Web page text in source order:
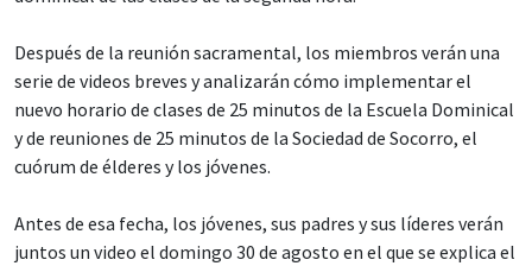
Después de la reunión sacramental, los miembros verán una
serie de videos breves y analizarán cómo implementar el
nuevo horario de clases de 25 minutos de la Escuela Dominical
y de reuniones de 25 minutos de la Sociedad de Socorro, el
cuórum de élderes y los jóvenes.
Antes de esa fecha, los jóvenes, sus padres y sus líderes verán
juntos un video el domingo 30 de agosto en el que se explica el